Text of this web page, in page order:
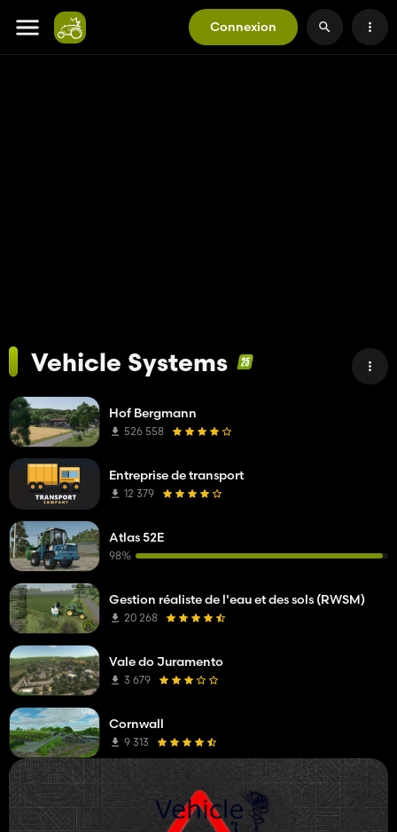
Connexion
Vehicle Systems
Hof Bergmann
526 558
Entreprise de transport
12 379
Atlas 52E
98%
Gestion réaliste de l'eau et des sols (RWSM)
20 268
Vale do Juramento
3 679
Cornwall
9 313